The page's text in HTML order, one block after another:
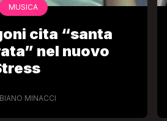
MUSICA
cita “santa
nel nuovo
MINACCI